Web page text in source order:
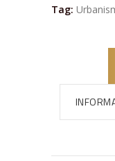
Tag: